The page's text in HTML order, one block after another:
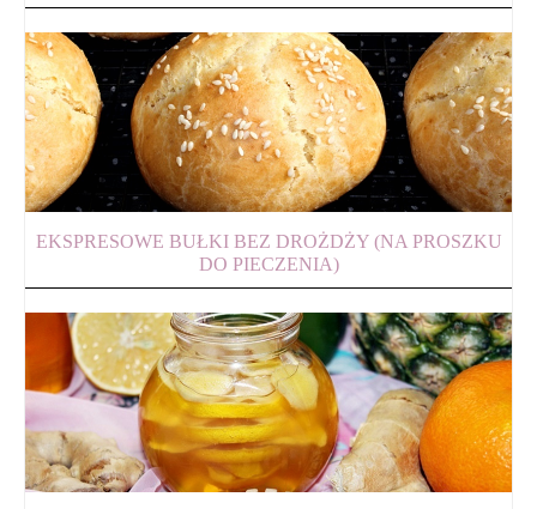
EKSPRESOWE BUŁKI BEZ DROŻDŻY (NA PROSZKU
DO PIECZENIA)